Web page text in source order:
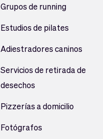
Grupos de running
Estudios de pilates
Adiestradores caninos
Servicios de retirada de
desechos
Pizzerías a domicilio
Fotógrafos